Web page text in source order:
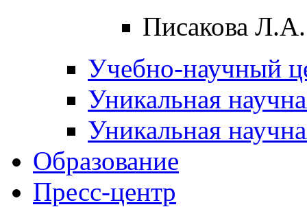
Писакова Л.А.
Учебно-научный
Уникальная
Уникальная
Образование
Пресс-центр